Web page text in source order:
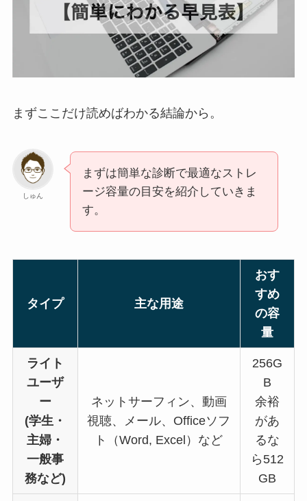
まずここだけ読めばわかる結論から。
しゅん
まずは簡単な診断で最適なストレ
ージ容量の目安を紹介していきま
す。
タイプ 主な用途
おす
すめ
の容
量
ライト
ユーザ
ー
(学生・
主婦・
一般事
務など)
ネットサーフィン、動画
視聴、メール、Officeソフ
ト（Word, Excel）など
256G
B
余裕
があ
るな
ら512
GB